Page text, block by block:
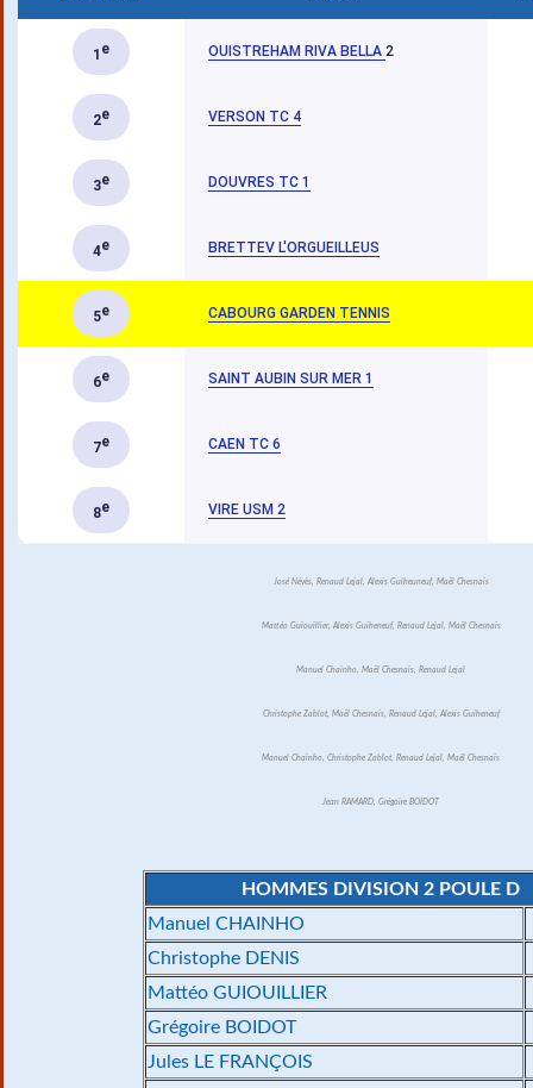
1 e OUISTREHAM RIVA BELLA 2
2e VERSON TC 4
3e DOUVRES TC 1
4e BRETTEV L'ORGUEILLEUS
5e CABOURG GARDEN TENNIS
6e SAINT AUBIN SUR MER 1
7e CAEN TC 6
8e VIRE USM 2
José Névès, Renaud Lejal, Alexis Guiheuneuf, Maël Chesnais
Mattéo Guiouillier, Alexis Guiheneuf, Renaud Lejal, Maël Chesnais
Manuel Chainho, Maël Chesnais, Renaud Lejal
Christophe Zablot, Maël Chesnais, Renaud Lejal, Alexis Guiheneuf
Manuel Chainho, Christophe Zablot, Renaud Lejal, Maël Chesnais
Jean RAMARD, Grégoire BOIDOT
HOMMES DIVISION 2 POULE D
Manuel CHAINHO
Christophe DENIS
Mattéo GUIOUILLIER
Grégoire BOIDOT
Jules LE FRANÇOIS